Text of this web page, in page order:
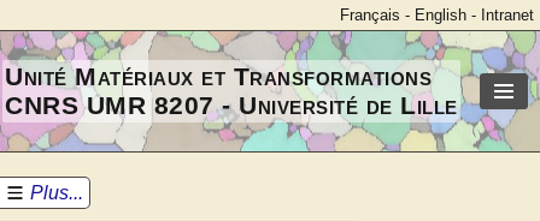
Français - English - Intranet
Unité Matériaux et Transformations
CNRS UMR 8207 - Université de Lille
Plus...